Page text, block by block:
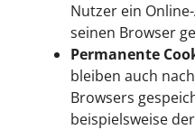
Nutzer ein
seinen Browser
Permanente
bleiben auch
Browsers
beispielsweise